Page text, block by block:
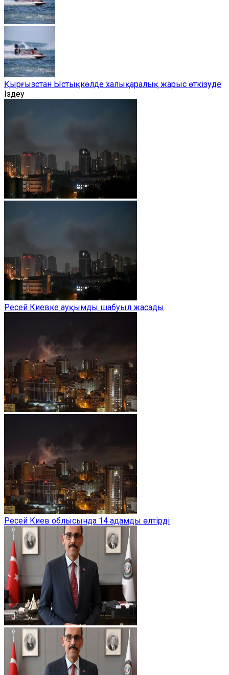
Қырғызстан Ыстықкөлде халықаралық жарыс өткізуде
Іздеу
Ресей Киевке ауқымды шабуыл жасады
Ресей Киев облысында 14 адамды өлтірді